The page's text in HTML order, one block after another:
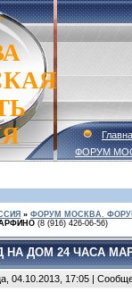
ФОРУМ
» ФОРУМ МОСКВА.
(8 (916) 426-06-56)
НА ДОМ 24 ЧАСА
04.10.2013, 17:05 |